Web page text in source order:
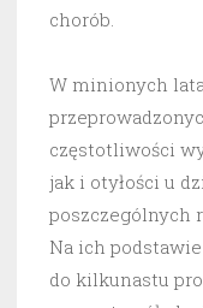
chorób.
W minionych
częstotliwości
jak i otyłości u
poszczególnych
Na ich
do kilkunastu